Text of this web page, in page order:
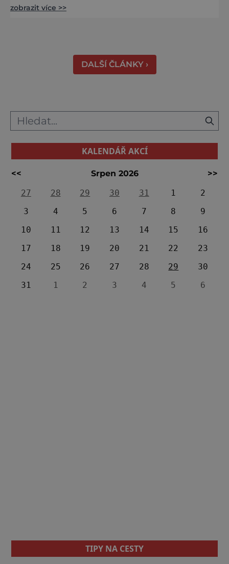
středověku. Národní kulturní památka je
práci tehdejších horníků. [gallery
ids="91631,91630,91632,91633,91634,91635,9
zobrazit více >>
DALŠÍ ČLÁNKY ›
KALENDÁŘ AKCÍ
<< Srpen 2026
>>
27
28 29 30 31 1
2
3
4 5 6 7 8
9
10
11 12 13 14 15
16
17
18 19 20 21 22
23
24
25 26 27 28 29
30
31
1 2 3 4 5 6
TIPY NA CESTY